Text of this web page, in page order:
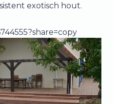
exotisch hout.